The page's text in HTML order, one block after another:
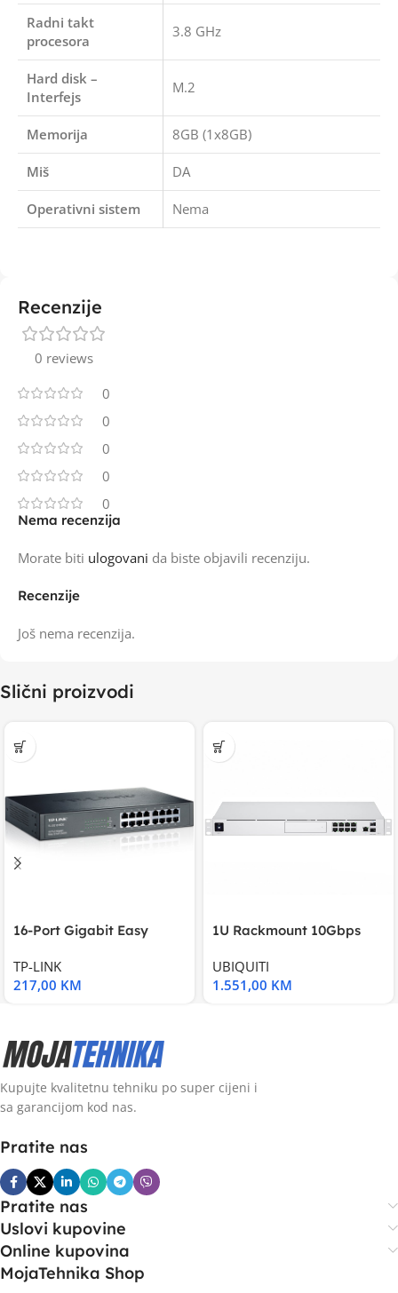
Radni takt
procesora
3.8 GHz
Hard disk –
Interfejs
M.2
Memorija 8GB (1x8GB)
Miš DA
Operativni sistem Nema
Recenzije
0 reviews
0
0
0
0
0
Recenzije
Još nema recenzija.
Nema recenzija
Morate biti ulogovani da biste objavili recenziju.
Slični proizvodi
16-Port Gigabit Easy
TP-LINK
217,00 KM
1U Rackmount 10Gbps
UBIQUITI
1.551,00 KM
Kupujte kvalitetnu tehniku po super cijeni i
sa garancijom kod nas.
Pratite nas
Pratite nas
Uslovi kupovine
Online kupovina
MojaTehnika Shop